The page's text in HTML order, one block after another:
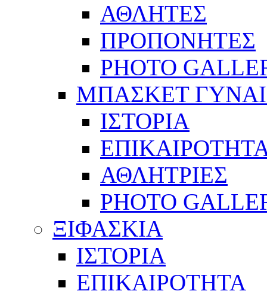
ΑΘΛΗΤΕΣ
ΠΡΟΠΟΝΗΤΕΣ
PHOTO
ΜΠΑΣΚΕΤ
ΙΣΤΟΡΙΑ
ΑΘΛΗΤΡΙΕΣ
PHOTO
ΞΙΦΑΣΚΙΑ
ΙΣΤΟΡΙΑ
ΕΠΙΚΑΙΡΟΤΗΤΑ